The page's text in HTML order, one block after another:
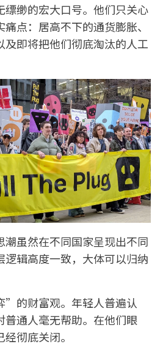
缥缈的宏大口号。他们只关心
点：居高不下的通货膨胀、
即将把他们彻底淘汰的人工
虽然在不同国家呈现出不同
逻辑高度一致，大体可以归纳
的财富观。年轻人普遍认
普通人毫无帮助。在他们眼
彻底关闭。